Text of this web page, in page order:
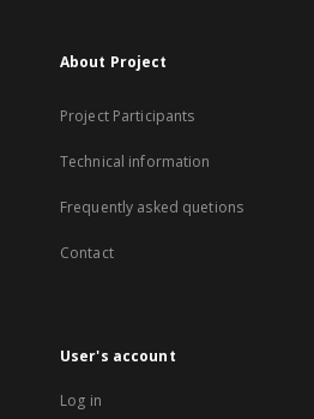
About Project
Project Participants
Technical information
Frequently asked quetions
Contact
User's account
Log in